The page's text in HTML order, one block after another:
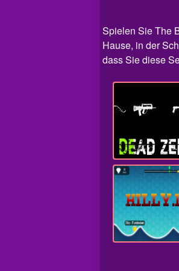
Spielen Sie The
Hause, in der
dass Sie diese